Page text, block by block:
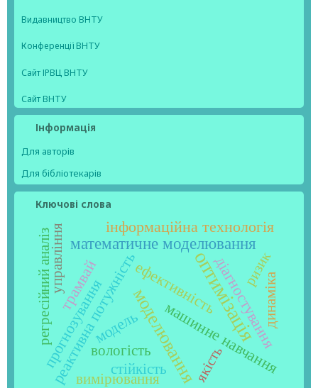
Видавництво ВНТУ
Конференції ВНТУ
Сайт ІРВЦ ВНТУ
Сайт ВНТУ
Інформація
Для авторів
Для бібліотекарів
Ключові слова
оптимізація
моделювання
математичне моделювання
інформаційна технологія
реактивна потужністьефективність
машинне навчання
модель
прогнозування діагностування
трамвай
вологість
ризик
управління
стійкість
регресійний аналіз
якість
динаміка
вимірювання